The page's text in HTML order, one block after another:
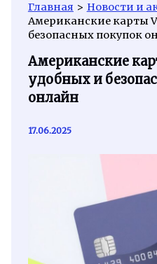
Главная
Новости и
Американские карты
безопасных покупок
Американские
удобных и
онлайн
17.06.2025